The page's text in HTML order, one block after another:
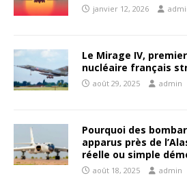
janvier 12, 2026
Le Mirage IV,
nucléaire français
août 29, 2025 admin
Pourquoi des
apparus près de
réelle ou simple
août 18, 2025 admin